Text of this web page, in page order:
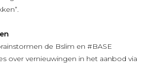
de Bslim en #BASE
over vernieuwingen in het aanbod via